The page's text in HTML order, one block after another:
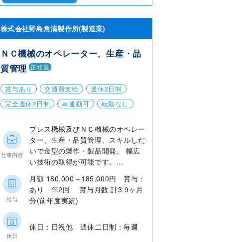
株式会社野島角清製作所(製造業)
ＮＣ機械のオペレーター、生産・品
質管理 正社員
賞与あり 交通費支給
週休2日制
完全週休2日制
車通勤可 転勤なし
仕事内容
プレス機械及びＮＣ機械のオペレー
ター、生産・品質管理、スキルしだ
いで金型の製作・製品開発。 幅広
い技術の取得が可能です。...
給与
月額 180,000～185,000円 賞与：
あり 年2回 賞与月数 計3.9ヶ月
分(前年度実績)
休日
休日：日祝他 週休二日制：毎週